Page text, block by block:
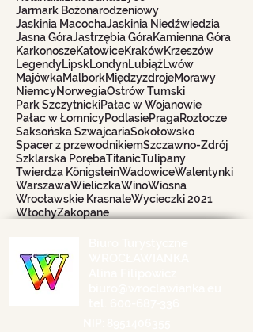
Jarmark Bożonarodzeniowy
Jaskinia MacochaJaskinia Niedźwiedzia
Jasna GóraJastrzębia GóraKamienna Góra
KarkonoszeKatowiceKrakówKrzeszów
LegendyLipskLondynLubiążLwów
MajówkaMalborkMiędzyzdrojeMorawy
NiemcyNorwegiaOstrów Tumski
Park SzczytnickiPałac w Wojanowie
Pałac w ŁomnicyPodlasiePragaRoztocze
Saksońska SzwajcariaSokołowsko
Spacer z przewodnikiemSzczawno-Zdrój
Szklarska PorębaTitanicTulipany
Twierdza KönigsteinWadowiceWalentynki
WarszawaWieliczkaWinoWiosna
Wrocławskie KrasnaleWycieczki 2021
WłochyZakopane